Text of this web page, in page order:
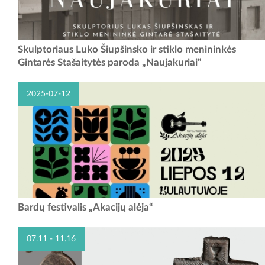
Senojoje Zapyškio bažnyčioje eksponuojama paroda „Naujakuriai“ - tai
skulptoriaus Luko Šiupšinsko ir stiklo menininkės Gintarės
Skulptoriaus Luko Šiupšinsko ir stiklo menininkės
Gintarės Stašaitytės paroda „Naujakuriai“
2025-07-12
Bardų festivalis „Akacijų alėja“
07.11 - 11.16